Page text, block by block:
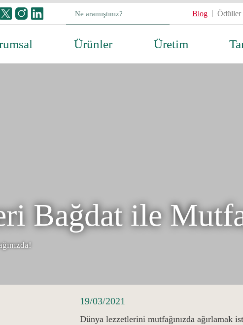
Blog Ödüller
Ürünler Üretim
Bağdat ile
19/03/2021
Dünya lezzetlerini mutfağınızda ağırlamak